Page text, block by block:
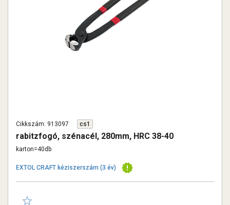
Cikkszám: 913097 cs1
rabitzfogó, szénacél, 280mm, HRC 38-40
karton=40db
EXTOL CRAFT kéziszerszám (3 év)